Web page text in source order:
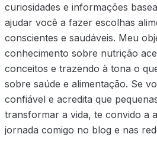
curiosidades e informações
ajudar você a fazer escolhas
conscientes e saudáveis. Meu
conhecimento sobre nutrição
conceitos e trazendo à tona o
sobre saúde e alimentação. Se
confiável e acredita que
transformar a vida, te convido a
jornada comigo no blog e nas